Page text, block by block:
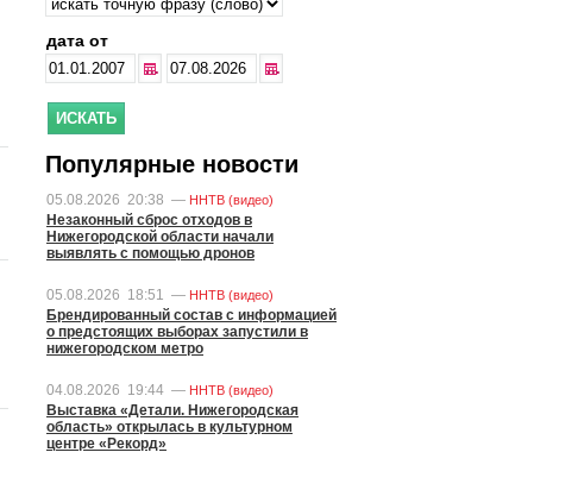
дата от
... ...
Популярные новости
05.08.2026 20:38 — ННТВ (видео)
Незаконный сброс отходов в
Нижегородской области начали
выявлять с помощью дронов
05.08.2026 18:51 — ННТВ (видео)
Брендированный состав с информацией
о предстоящих выборах запустили в
нижегородском метро
04.08.2026 19:44 — ННТВ (видео)
Выставка «Детали. Нижегородская
область» открылась в культурном
центре «Рекорд»